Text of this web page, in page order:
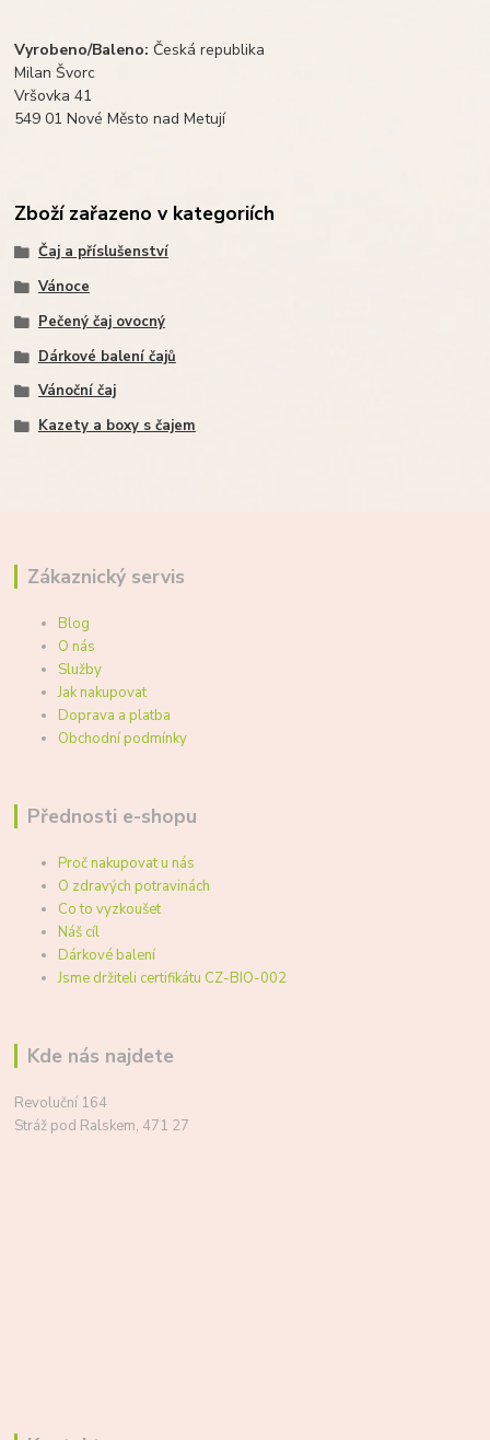
Vyrobeno/Baleno: Česká republika
Milan Švorc
Vršovka 41
549 01 Nové Město nad Metují
Zboží zařazeno v kategoriích
Čaj a příslušenství
Vánoce
Pečený čaj ovocný
Dárkové balení čajů
Vánoční čaj
Kazety a boxy s čajem
Zákaznický servis
Blog
O nás
Služby
Jak nakupovat
Doprava a platba
Obchodní podmínky
Přednosti e-shopu
Proč nakupovat u nás
O zdravých potravinách
Co to vyzkoušet
Náš cíl
Dárkové balení
Jsme držiteli certifikátu CZ-BIO-002
Kde nás najdete
Revoluční 164
Stráž pod Ralskem, 471 27